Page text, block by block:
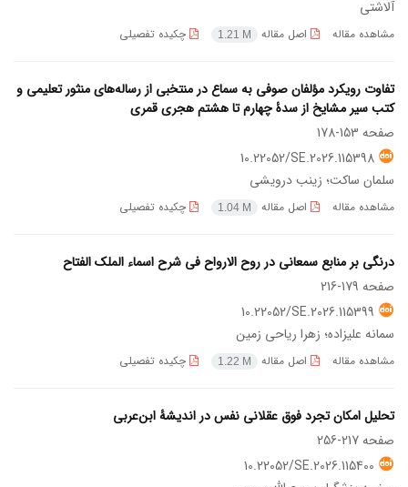
آلاشتی
مشاهده مقاله اصل مقاله 1.21 M چکیده تفصیلی
تفاوت رویکرد مؤلفان صوفی به سماع در منتخبی از رساله‌های منثور تعلیمی و
کتب سیر مشایخ از سدۀ چهارم تا هشتم هجری قمری
صفحه 153-178
10.22052/SE.2026.115398
سلمان ساکت؛ زینب درویشی
مشاهده مقاله اصل مقاله 1.04 M چکیده تفصیلی
درنگی بر منابع سمعانی در روح‌ الارواح فی شرح اسماء الملک الفتاح
صفحه 179-216
10.22052/SE.2026.115399
سمانه علیزاده؛ زهرا ریاحی زمین
مشاهده مقاله اصل مقاله 1.22 M چکیده تفصیلی
تحلیل امکان تجرد فوق عقلانی نفس در اندیشۀ ابن‌عربی
صفحه217-256
10.22052/SE.2026.115400